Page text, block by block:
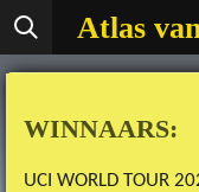
Ga
direct
de
Atlas
WINNAARS:
UCI WORLD TOUR